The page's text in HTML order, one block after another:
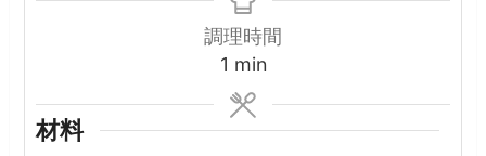
調理時間
1 minute
min
材料